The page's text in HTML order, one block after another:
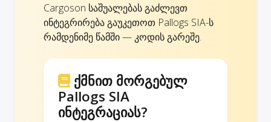
Cargoson საშუალებას გაძლევთ
ინტეგრირება გაუკეთოთ Pallogs SIA-ს
რამდენიმე წამში — კოდის გარეშე.
ქმნით მორგებულ
Pallogs SIA
ინტეგრაციას?